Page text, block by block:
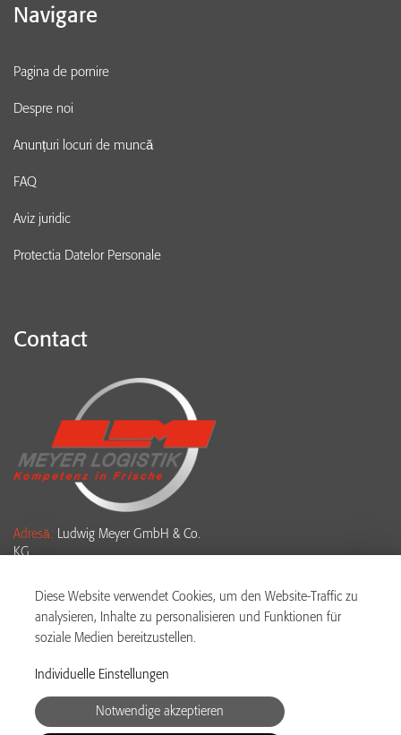
Navigare
Pagina de pornire
Despre noi
Anunțuri locuri de muncă
FAQ
Aviz juridic
Protectia Datelor Personale
Contact
Adresă: Ludwig Meyer GmbH & Co.
KG
61381 Friedrichsdorf
+49 6175 4007 955
WhatsApp:+49 176 19090 888
Email:
bewerbung@meyer-
logistik.com
Diese Website verwendet Cookies, um den Website-Traffic zu
analysieren, Inhalte zu personalisieren und Funktionen für
soziale Medien bereitzustellen.
Individuelle Einstellungen
Notwendige akzeptieren